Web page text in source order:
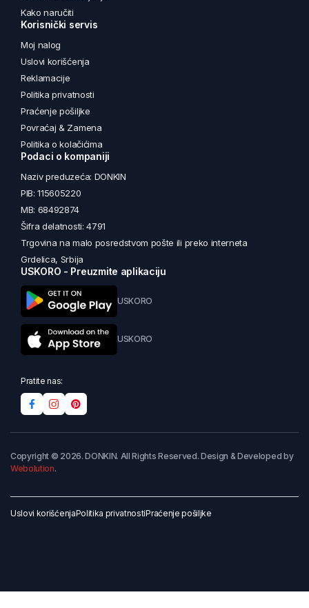
Kako naručiti
Korisnički servis
Moj nalog
Uslovi korišćenja
Reklamacije
Politika privatnosti
Praćenje pošiljke
Povraćaj & Zamena
Politika o kolačićima
Podaci o kompaniji
Naziv preduzeća: DONKIN
PIB: 115605220
MB: 68492874
Šifra delatnosti: 4791
Trgovina na malo posredstvom pošte ili preko interneta
Grdelica, Srbija
USKORO - Preuzmite aplikaciju
USKORO
USKORO
Pratite nas:
Copyright © 2026. DONKIN. All Rights Reserved. Design & Developed by
Webolution.
Uslovi korišćenjaPolitika privatnostiPraćenje pošiljke